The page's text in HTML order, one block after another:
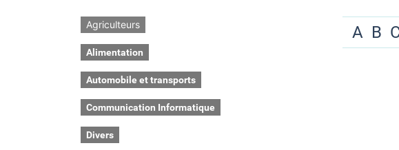
Agriculteurs
Alimentation
Automobile et transports
Communication Informatique
Divers
A B